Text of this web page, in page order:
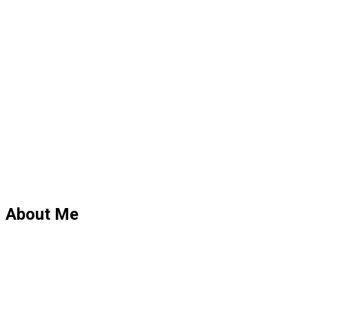
About Me